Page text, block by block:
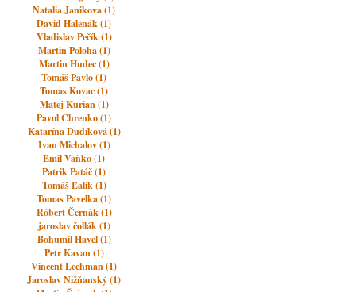
Natalia Janikova (1)
David Halenák (1)
Vladislav Pečík (1)
Martin Poloha (1)
Martin Hudec (1)
Tomáš Pavlo (1)
Tomas Kovac (1)
Matej Kurian (1)
Pavol Chrenko (1)
Katarína Dudíková (1)
Ivan Michalov (1)
Emil Vaňko (1)
Patrik Patáč (1)
Tomáš Ľalík (1)
Tomas Pavelka (1)
Róbert Černák (1)
jaroslav čollák (1)
Bohumil Havel (1)
Petr Kavan (1)
Vincent Lechman (1)
Jaroslav Nižňanský (1)